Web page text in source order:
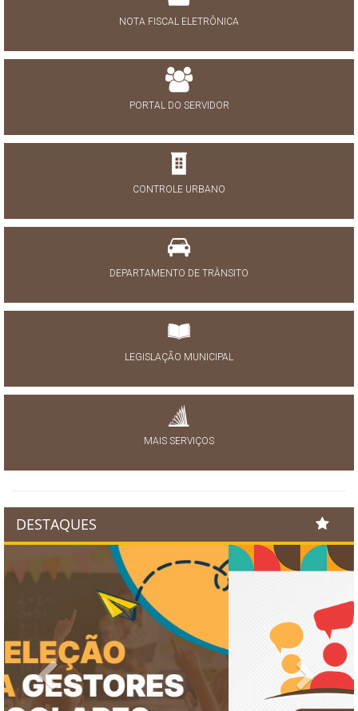
NOTA FISCAL ELETRÔNICA
PORTAL DO SERVIDOR
CONTROLE URBANO
DEPARTAMENTO DE TRÂNSITO
LEGISLAÇÃO MUNICIPAL
MAIS SERVIÇOS
DESTAQUES
Previous Next